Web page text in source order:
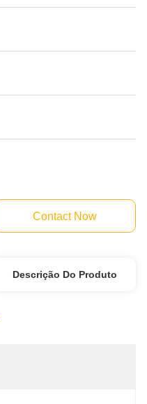
Contact Now
Descrição Do Produto